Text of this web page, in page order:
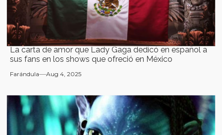
La carta de amor que Lady Gaga dedicó en español a
sus fans en los shows que ofreció en México
Farándula Aug 4, 2025